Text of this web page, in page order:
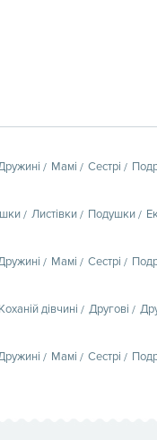
Мамі Сестрі
Листівки Подушки
Мамі Сестрі
Коханій дівчині Другові
Мамі Сестрі